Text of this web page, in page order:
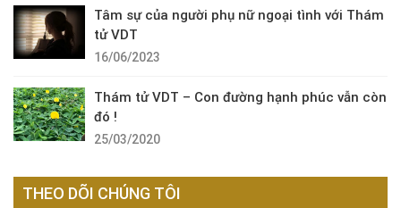
Tâm sự của người phụ nữ ngoại tình với Thám
tử VDT
16/06/2023
Thám tử VDT – Con đường hạnh phúc vẫn còn
đó !
25/03/2020
THEO DÕI CHÚNG TÔI